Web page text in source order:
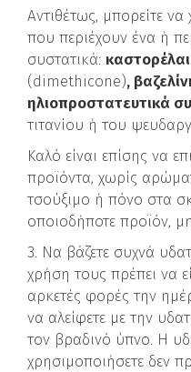
Αντιθέτως, μπορείτε να
που περιέχουν ένα ή
συστατικά:
(dimethicone),
ηλιοπροστατευτικά
τιτανίου ή του
Καλό είναι επίσης να
προϊόντα, χωρίς
τσούξιμο ή πόνο στα
οποιοδήποτε προϊόν,
3. Να βάζετε συχνά
χρήση τους πρέπει να
αρκετές φορές την
να αλείφετε με την
τον βραδινό ύπνο. Η
χρησιμοποιήσετε δεν